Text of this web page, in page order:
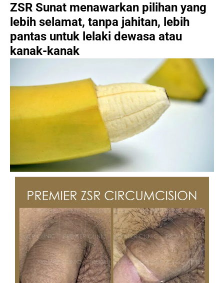
ZSR Sunat menawarkan pilihan yang
lebih selamat, tanpa jahitan, lebih
pantas untuk lelaki dewasa atau
kanak-kanak